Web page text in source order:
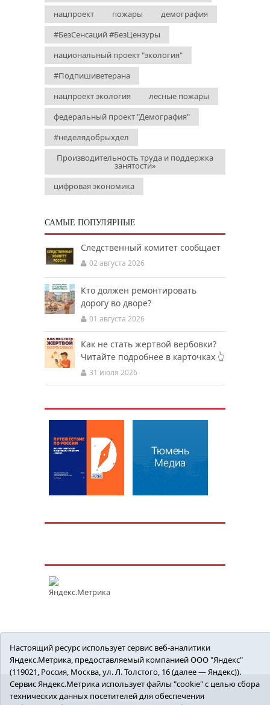
нацпроект
пожары
демография
#БезСенсаций #БезЦензуры
национальный проект "экология"
#Подпишиветерана
нацпроект экология
лесные пожары
федеральный проект "Демография"
#неделядобрыхдел
Производительность труда и поддержка
занятости»
цифровая экономика
САМЫЕ ПОПУЛЯРНЫЕ
Следственный комитет сообщает
02 августа 2026
Кто должен ремонтировать
дорогу во дворе?
01 августа 2026
Как не стать жертвой вербовки?
Читайте подробнее в карточках 👆
31 июля 2026
ПОЛИТИКА ОБЩЕСТВО СПОРТ
Настоящий ресурс использует сервис веб-аналитики
Яндекс.Метрика, предоставляемый компанией ООО "Яндекс"
(119021, Россия, Москва, ул. Л. Толстого, 16 (далее — Яндекс)).
Сервис Яндекс.Метрика использует файлы "cookie" с целью сбора
технических данных посетителей для обеспечения